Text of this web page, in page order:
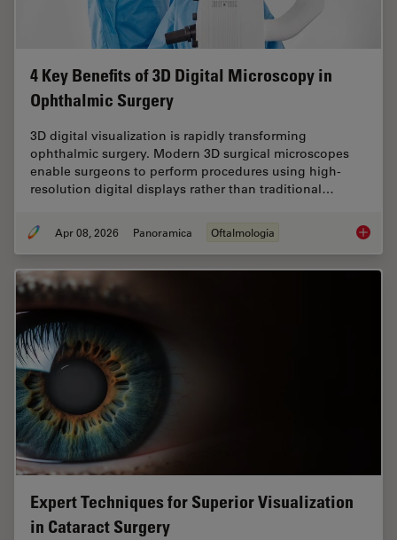
4 Key Benefits of 3D Digital Microscopy in
Ophthalmic Surgery
3D digital visualization is rapidly transforming
ophthalmic surgery. Modern 3D surgical microscopes
enable surgeons to perform procedures using high-
resolution digital displays rather than traditional…
Apr 08, 2026 Panoramica Oftalmologia 4 Key
Expert Techniques for Superior Visualization
in Cataract Surgery